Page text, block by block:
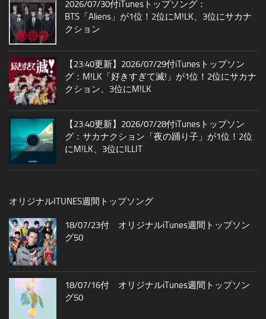
2026/07/30付iTunesトップソング：
BTS「Aliens」が1位！2位にM!LK、3位にサカナ
クション
【23:40更新】2026/07/29付iTunesトップソン
グ：M!LK「好きすぎて滅!」が1位！2位にサカナ
クション、3位にM!LK
【23:40更新】2026/07/28付iTunesトップソン
グ：サカナクション「夜の踊り子」が1位！2位
にM!LK、3位にILLIT
オリジナルITUNES週間トップソング
18/07/23付 オリジナルiTunes週間トップソン
グ50
18/07/16付 オリジナルiTunes週間トップソン
グ50